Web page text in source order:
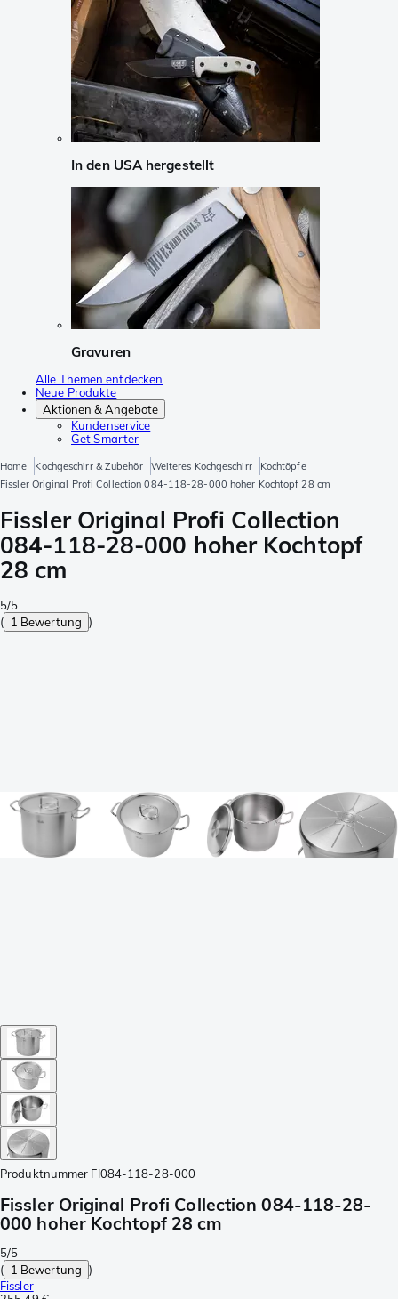
In den USA hergestellt
Gravuren
Alle Themen entdecken
Neue Produkte
Aktionen & Angebote
Kundenservice
Get Smarter
Home Kochgeschirr & Zubehör Weiteres Kochgeschirr
Kochtöpfe
Fissler Original Profi Collection 084-118-28-000 hoher Kochtopf 28 cm
Fissler Original Profi Collection
084-118-28-000 hoher Kochtopf
28 cm
5/5
( 1 Bewertung )
Produktnummer FI084-118-28-000
Fissler Original Profi Collection 084-118-28-
000 hoher Kochtopf 28 cm
5/5
( 1 Bewertung )
Fissler